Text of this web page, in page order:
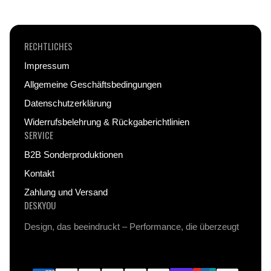
RECHTLICHES
Impressum
Allgemeine Geschäftsbedingungen
Datenschutzerklärung
Widerrufsbelehrung & Rückgaberichtlinien
SERVICE
B2B Sonderproduktionen
Kontakt
Zahlung und Versand
DESKYOU
Design, das beeindruckt – Performance, die überzeugt